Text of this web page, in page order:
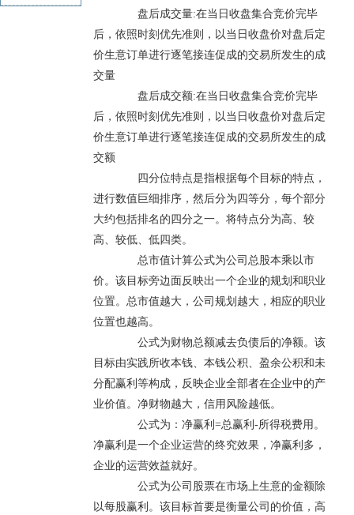
盘后成交量:在当日收盘集合竞价完毕
后，依照时刻优先准则，以当日收盘价对盘后定
价生意订单进行逐笔接连促成的交易所发生的成
交量
盘后成交额:在当日收盘集合竞价完毕
后，依照时刻优先准则，以当日收盘价对盘后定
价生意订单进行逐笔接连促成的交易所发生的成
交额
四分位特点是指根据每个目标的特点，
进行数值巨细排序，然后分为四等分，每个部分
大约包括排名的四分之一。将特点分为高、较
高、较低、低四类。
总市值计算公式为公司总股本乘以市
价。该目标旁边面反映出一个企业的规划和职业
位置。总市值越大，公司规划越大，相应的职业
位置也越高。
公式为财物总额减去负债后的净额。该
目标由实践所收本钱、本钱公积、盈余公积和未
分配赢利等构成，反映企业全部者在企业中的产
业价值。净财物越大，信用风险越低。
公式为：净赢利=总赢利-所得税费用。
净赢利是一个企业运营的终究效果，净赢利多，
企业的运营效益就好。
公式为公司股票在市场上生意的金额除
以每股赢利。该目标首要是衡量公司的价值，高